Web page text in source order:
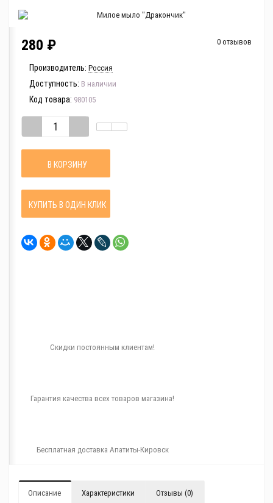
0 отзывов
280 ₽
Производитель: Россия
Доступность: В наличии
Код товара: 980105
В КОРЗИНУ
КУПИТЬ В ОДИН КЛИК
Скидки постоянным клиентам!
Гарантия качества всех товаров магазина!
Бесплатная доставка Апатиты-Кировск
Описание Характеристики Отзывы (0)